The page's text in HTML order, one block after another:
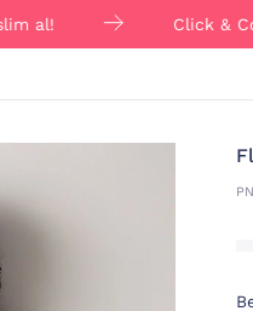
Click & Collect